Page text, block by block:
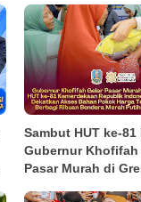
Sambut HUT ke-81
Gubernur Khofifah
Pasar Murah di